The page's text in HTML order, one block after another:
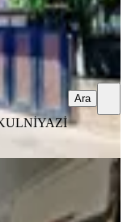
NİYAZİ
Ara
Daire